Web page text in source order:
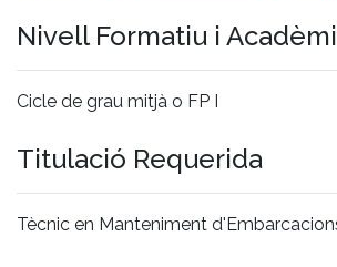
Nivell Formatiu i
Cicle de grau mitjà o FP I
Titulació Requerida
Tècnic en Manteniment